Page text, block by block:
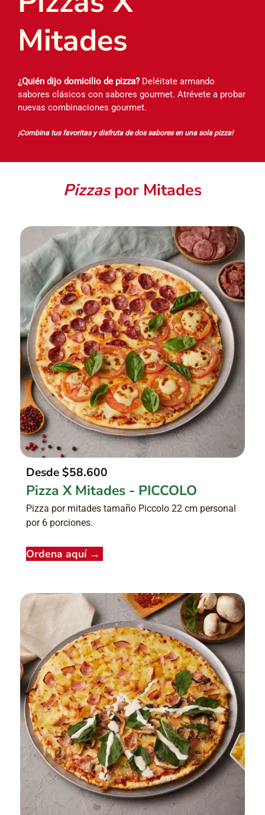
Mitades
¿Quién dijo domicilio de pizza?Deléitate armando
sabores clásicos con sabores gourmet. Atrévete a probar
nuevas combinaciones gourmet.
¡Combina tus favoritas y disfruta de dos sabores en una sola pizza!
Pizzaspor Mitades
Desde$58.600
Pizza X Mitades - PICCOLO
Pizza por mitades tamaño Piccolo 22 cm personal
por 6 porciones.
Ordena aquí →